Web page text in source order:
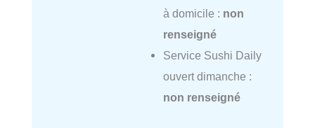
à domicile : non
renseigné
Service Sushi Daily
ouvert dimanche :
non renseigné